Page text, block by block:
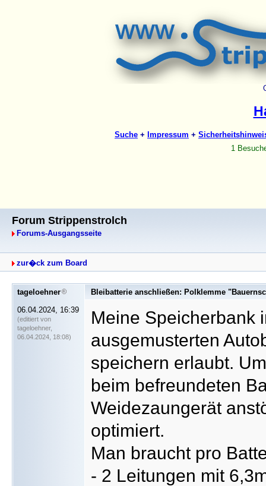
Forum Strippenstrolch
Forums-Ausgangsseite
zur�ck zum Board
tageloehner
06.04.2024, 16:39
(editiert von
tageloehner,
06.04.2024, 18:08)
Bleibatterie anschließen: Polklemme
Meine Speicherbank
ausgemusterten
speichern erlaubt.
beim befreundeten
Weidezaungerät
optimiert.
Man braucht pro
- 2 Leitungen mit